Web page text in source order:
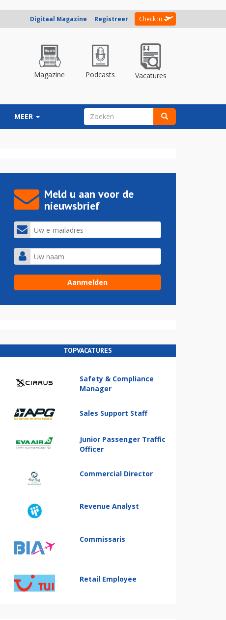
Digitaal Magazine Registreer Check in
Magazine Podcasts Vacatures
MEER ZOEKVELD
Meld u aan voor de
nieuwsbrief
TOPVACATURES
Safety & Compliance
Manager
Sales Support Staff
Junior Passenger Traffic
Officer
Commercial Director
Revenue Analyst
Commissaris
Retail Employee